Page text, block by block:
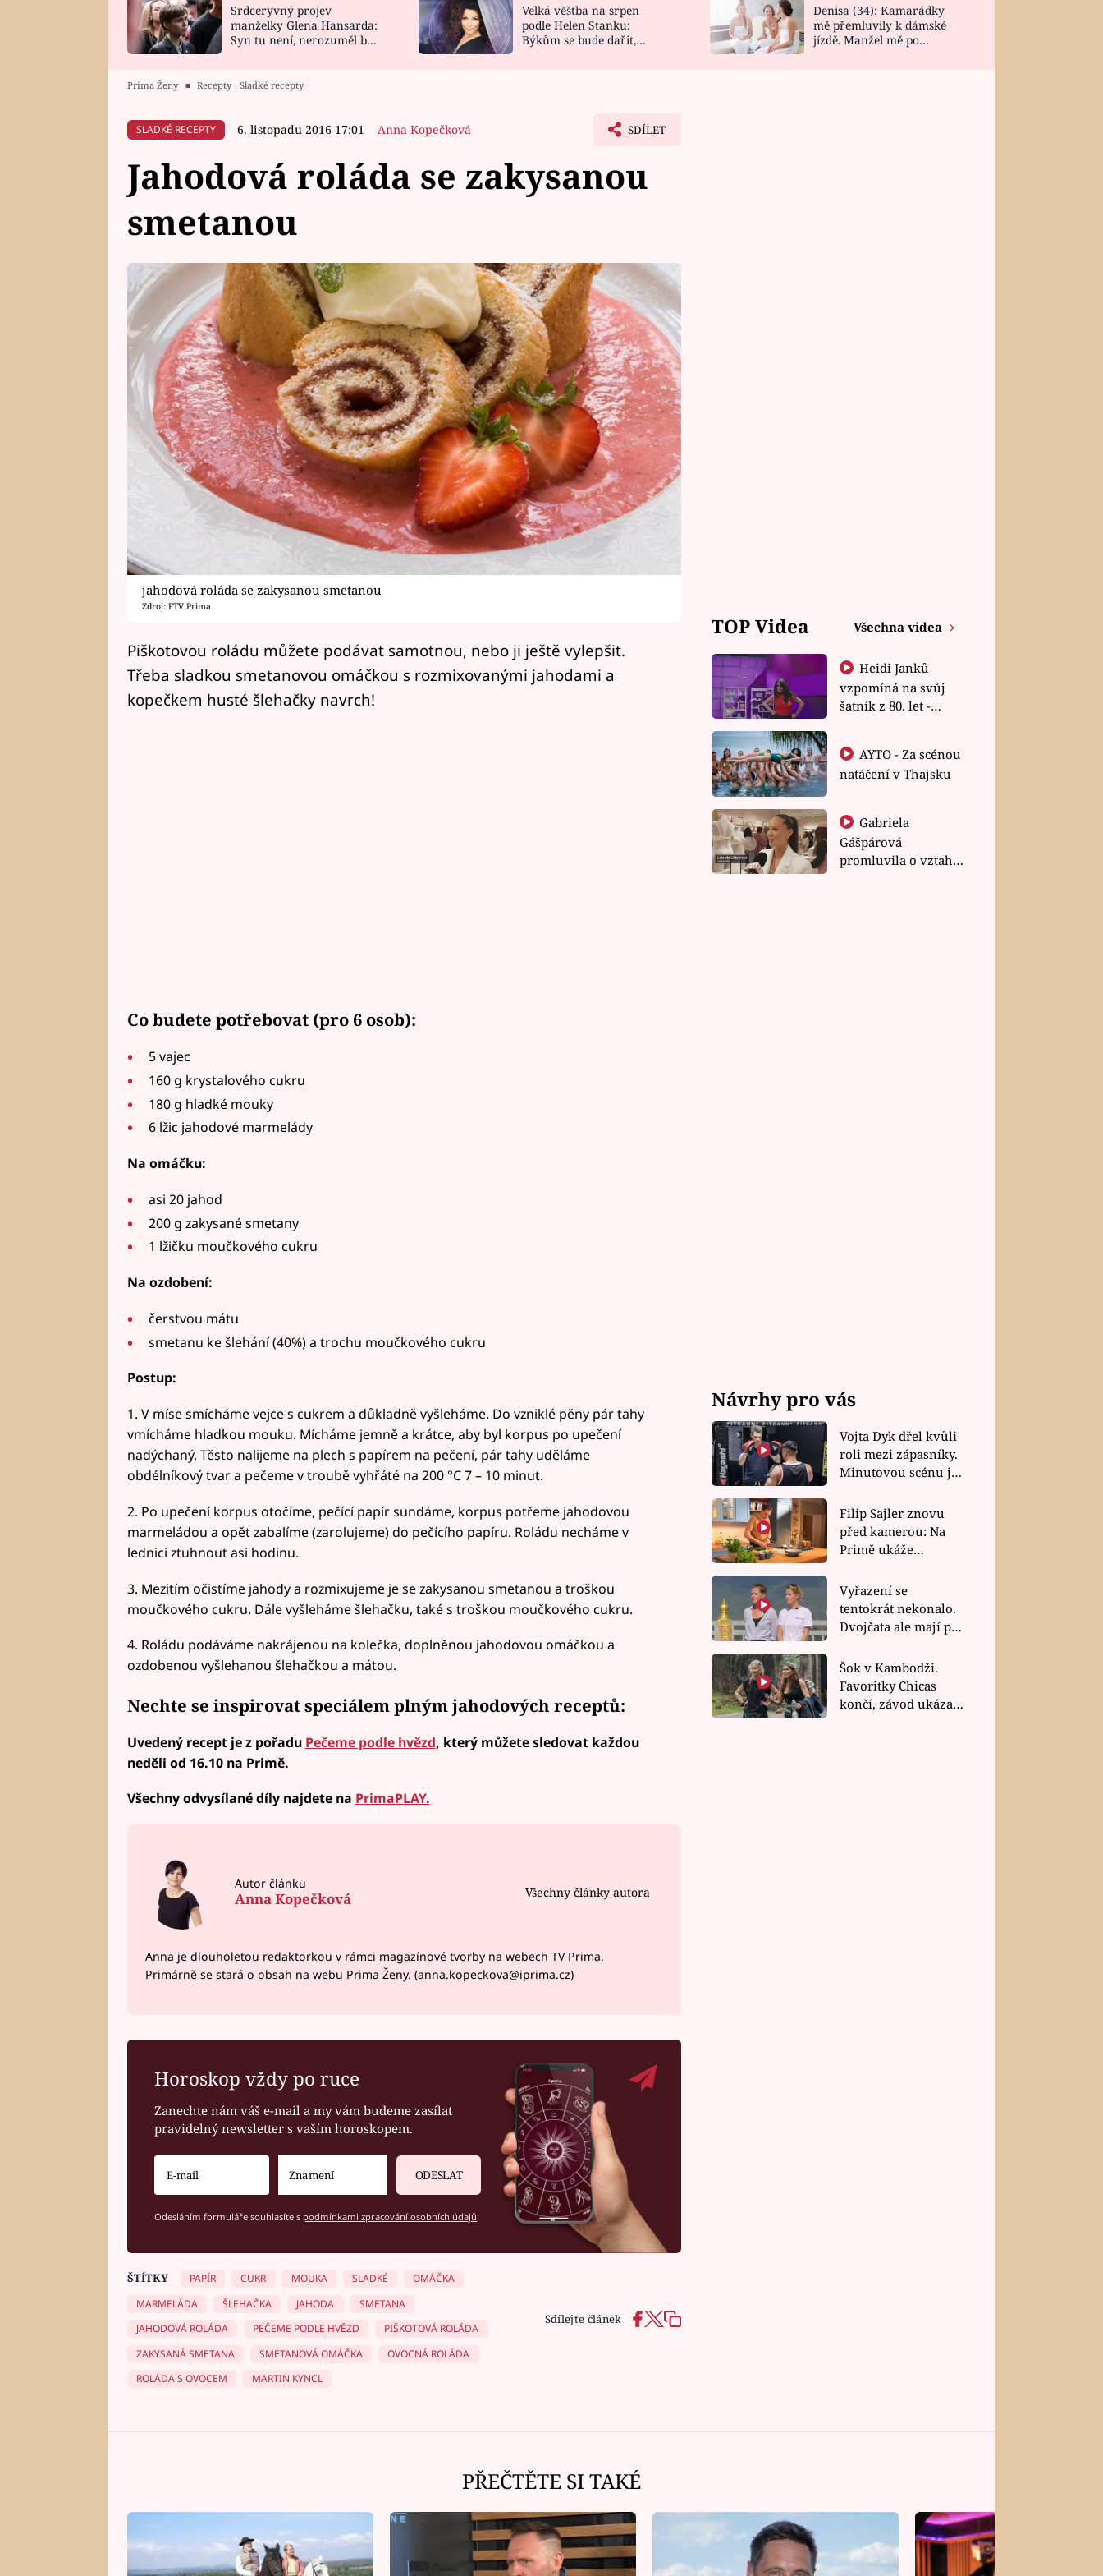
HOROSKOP NA
CELEBRITY
VAŘENÍ
NOVINKY
VIDEORECEPTY
DESIGN
Srdceryvný projev
manželky Glena Hansarda:
Syn tu není, nerozuměl by
Velká věštba na srpen
podle Helen Stanku:
Býkům se bude dařit,
Denisa (34): Kamarádky
mě přemluvily k dámské
jízdě. Manžel mě po
Prima Ženy ■ Recepty Sladké recepty
SLADKÉ RECEPTY 6. listopadu 2016 17:01 Anna Kopečková SDÍLET
Jahodová roláda se zakysanou
smetanou
jahodová roláda se zakysanou smetanou
Zdroj: FTV Prima
Piškotovou roládu můžete podávat samotnou, nebo ji ještě vylepšit.
Třeba sladkou smetanovou omáčkou s rozmixovanými jahodami a
kopečkem husté šlehačky navrch!
Co budete potřebovat (pro 6 osob):
5 vajec
160 g krystalového cukru
180 g hladké mouky
6 lžic jahodové marmelády
Na omáčku:
asi 20 jahod
200 g zakysané smetany
1 lžičku moučkového cukru
Na ozdobení:
čerstvou mátu
smetanu ke šlehání (40%) a trochu moučkového cukru
Postup:
1. V míse smícháme vejce s cukrem a důkladně vyšleháme. Do vzniklé pěny pár tahy
vmícháme hladkou mouku. Mícháme jemně a krátce, aby byl korpus po upečení
nadýchaný. Těsto nalijeme na plech s papírem na pečení, pár tahy uděláme
obdélníkový tvar a pečeme v troubě vyhřáté na 200 °C 7 – 10 minut.
2. Po upečení korpus otočíme, pečící papír sundáme, korpus potřeme jahodovou
marmeládou a opět zabalíme (zarolujeme) do pečícího papíru. Roládu necháme v
lednici ztuhnout asi hodinu.
3. Mezitím očistíme jahody a rozmixujeme je se zakysanou smetanou a troškou
moučkového cukru. Dále vyšleháme šlehačku, také s troškou moučkového cukru.
4. Roládu podáváme nakrájenou na kolečka, doplněnou jahodovou omáčkou a
ozdobenou vyšlehanou šlehačkou a mátou.
Nechte se inspirovat speciálem plným jahodových receptů:
Uvedený recept je z pořadu Pečeme podle hvězd, který můžete sledovat každou
neděli od 16.10 na Primě.
Všechny odvysílané díly najdete na PrimaPLAY.
Autor článku
Anna Kopečková Všechny články autora
Anna je dlouholetou redaktorkou v rámci magazínové tvorby na webech TV Prima.
Primárně se stará o obsah na webu Prima Ženy. (anna.kopeckova@iprima.cz)
Horoskop vždy po ruce
Zanechte nám váš e-mail a my vám budeme zasílat
pravidelný newsletter s vaším horoskopem.
ODESLAT
Odesláním formuláře souhlasíte s podmínkami zpracování osobních údajů
Sdílejte článek
ŠTÍTKY PAPÍR CUKR MOUKA SLADKÉ
OMÁČKA
MARMELÁDA
ŠLEHAČKA JAHODA
SMETANA
JAHODOVÁ ROLÁDA
PEČEME PODLE HVĚZD
PIŠKOTOVÁ ROLÁDA
ZAKYSANÁ SMETANA
SMETANOVÁ OMÁČKA
OVOCNÁ ROLÁDA
ROLÁDA S OVOCEM
MARTIN KYNCL
TOP Videa Všechna videa
Heidi Janků
vzpomíná na svůj
šatník z 80. let -
natáčení v Thajsku
Gabriela
Gášpárová
promluvila o vztahu
Návrhy pro vás
Vojta Dyk dřel kvůli
roli mezi zápasníky.
Minutovou scénu jel
Filip Sajler znovu
před kamerou: Na
Primě ukáže
rychlé recepty
Vyřazení se
tentokrát nekonalo.
Dvojčata ale mají po
závodu nůž na krku
Šok v Kambodži.
Favoritky Chicas
končí, závod ukázal
PŘEČTĚTE SI TAKÉ